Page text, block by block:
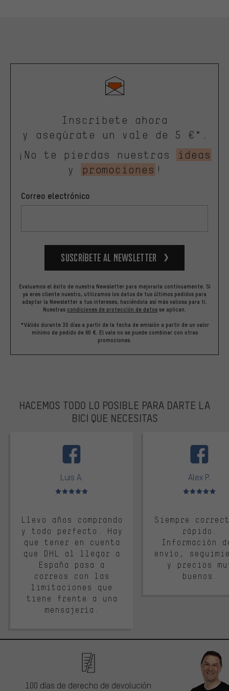
Inscríbete ahora
y asegúrate un vale de 5 €*.
¡No te pierdas nuestras
ideas
y
promociones !
Correo electrónico
Suscríbete al newsletter
Evaluamos el éxito de nuestra Newsletter para mejorarla continuamente. Si
ya eres cliente nuestro, utilizamos los datos de tus últimos pedidos para
adaptar la Newsletter a tus intereses, haciéndola así más valiosa para ti.
Nuestras condiciones de protección de datos se aplican.
*Válido durante 30 días a partir de la fecha de emisión a partir de un valor
mínimo de pedido de 60 €. El vale no se puede combinar con otras
promociones.
HACEMOS TODO LO POSIBLE PARA DARTE LA
BICI QUE NECESITAS
Luis A.
Valoración media: 5 de 5
Llevo años comprando
y todo perfecto. Hay
que tener en cuenta
que DHL al llegar a
España pasa a
correos con las
limitaciones que
tiene frente a una
mensajería.
Alex P.
Valoración
Siempre
rápido.
Información
envío,
y precios
buenos.
100 días de derecho de devolución